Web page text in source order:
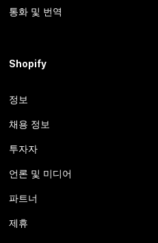
통화 및 번역
Shopify
정보
채용 정보
투자자
언론 및 미디어
파트너
제휴